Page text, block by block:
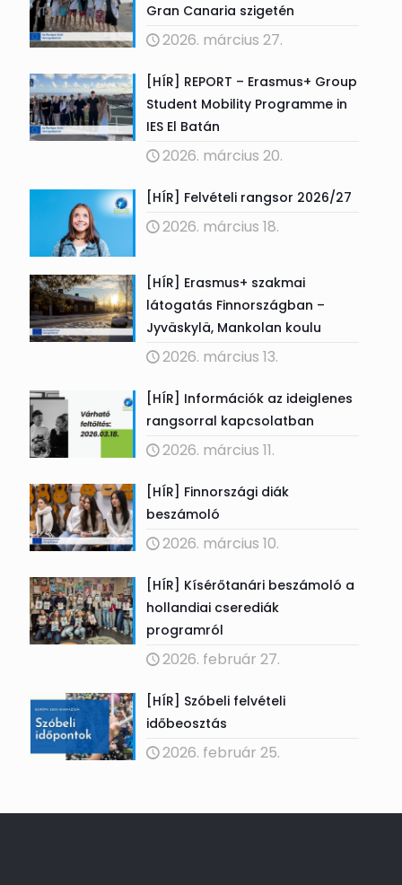
Gran Canaria szigetén
2026. március 27.
[HÍR] REPORT – Erasmus+ Group
Student Mobility Programme in
IES El Batán
2026. március 20.
[HÍR] Felvételi rangsor 2026/27
2026. március 18.
[HÍR] Erasmus+ szakmai
látogatás Finnországban –
Jyväskylä, Mankolan koulu
2026. március 13.
[HÍR] Információk az ideiglenes
rangsorral kapcsolatban
2026. március 11.
[HÍR] Finnországi diák
beszámoló
2026. március 10.
[HÍR] Kísérőtanári beszámoló a
hollandiai cserediák
programról
2026. február 27.
[HÍR] Szóbeli felvételi
időbeosztás
2026. február 25.